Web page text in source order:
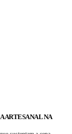
ARTESANAL NA